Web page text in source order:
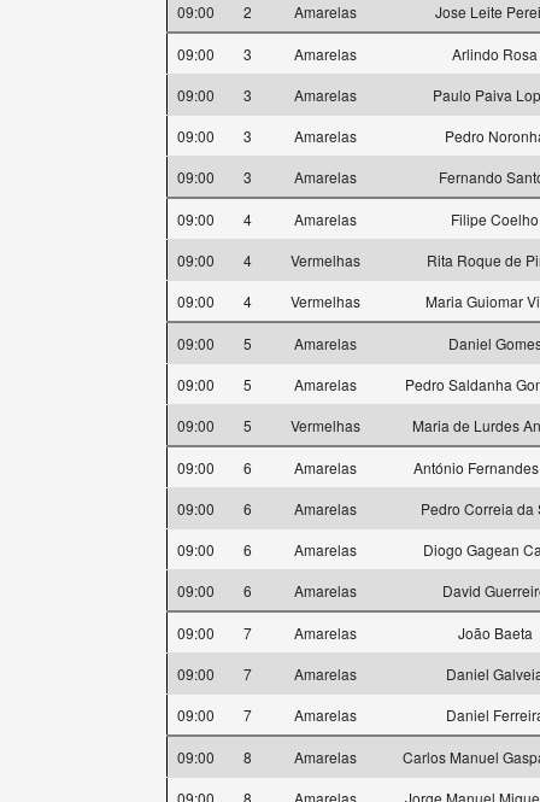
09:00
2 Amarelas Jose Leite
09:00 3 Amarelas
Arlindo Rosa
09:00
3 Amarelas
Paulo Paiva
09:00
3 Amarelas
Pedro
09:00
3 Amarelas Fernando
09:00 4 Amarelas
Filipe Coelho
09:00
4 Vermelhas
Rita Roque de
09:00
4 Vermelhas Maria Guiomar
09:00 5 Amarelas
Daniel
09:00
5 Amarelas
Pedro Saldanha
09:00
5 Vermelhas Maria de Lurdes
09:00 6 Amarelas
António
09:00
6 Amarelas
Pedro Correia da
09:00
6 Amarelas
Diogo Gagean
09:00
6 Amarelas David
09:00 7 Amarelas
João Baeta
09:00
7 Amarelas
Daniel
09:00
7 Amarelas Daniel
09:00 8 Amarelas
Carlos Manuel
09:00
8 Amarelas Jorge Manuel